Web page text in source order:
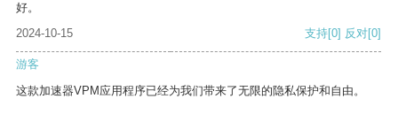
好。
2024-10-15
支持[0] 反对[0]
游客
这款加速器VPM应用程序已经为我们带来了无限的隐私保护和自由。